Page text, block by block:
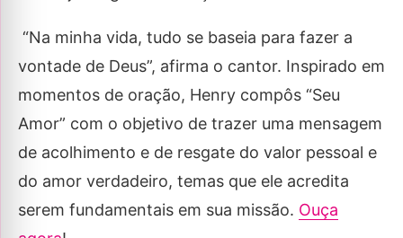
“Na minha vida, tudo se baseia para fazer a
vontade de Deus”, afirma o cantor. Inspirado em
momentos de oração, Henry compôs “Seu
Amor” com o objetivo de trazer uma mensagem
de acolhimento e de resgate do valor pessoal e
do amor verdadeiro, temas que ele acredita
serem fundamentais em sua missão. Ouça